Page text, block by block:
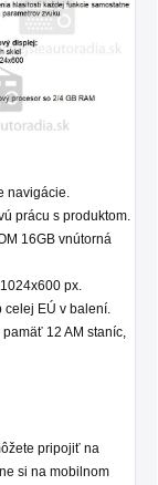
navigácie.
prácu s produktom.
16GB vnútorná
px.
celej EÚ v balení.
12 AM staníc,
pripojiť na
si na mobilnom